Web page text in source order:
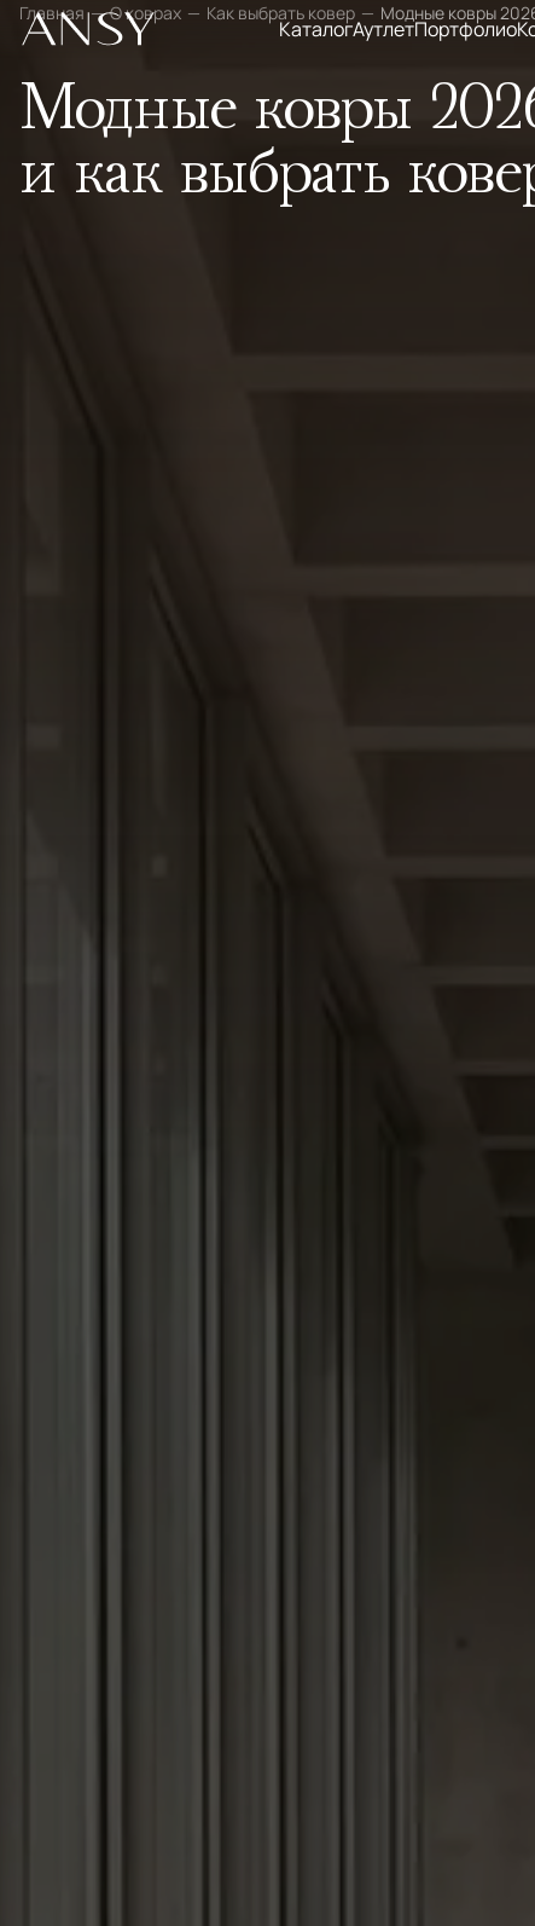
КаталогАутлетПортфолио
Главная О коврах Как выбрать ковер Модные ковры
Модные ковры
и как выбрать